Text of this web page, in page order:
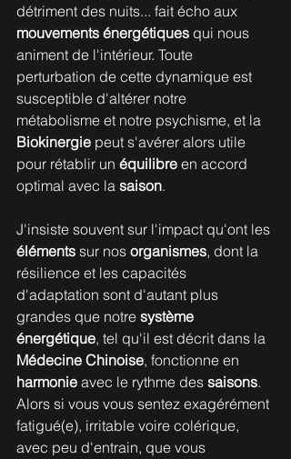
détriment des nuits... fait écho aux
mouvements énergétiques qui nous
animent de l'intérieur. Toute
perturbation de cette dynamique est
susceptible d'altérer notre
métabolisme et notre psychisme, et la
Biokinergie peut s'avérer alors utile
pour rétablir un équilibre en accord
optimal avec la saison.
J'insiste souvent sur l'impact qu'ont les
éléments sur nos organismes, dont la
résilience et les capacités
d'adaptation sont d'autant plus
grandes que notre système
énergétique, tel qu'il est décrit dans la
Médecine Chinoise, fonctionne en
harmonie avec le rythme des saisons.
Alors si vous vous sentez exagérément
fatigué(e), irritable voire colérique,
avec peu d'entrain, que vous